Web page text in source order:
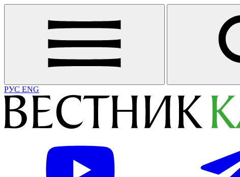
РУС ENG